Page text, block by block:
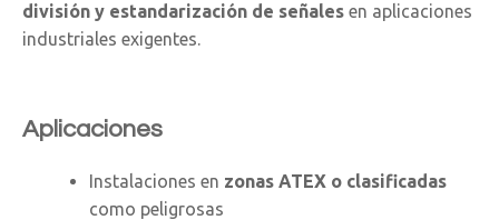
división y estandarización de señales en aplicaciones
industriales exigentes.
Aplicaciones
Instalaciones en zonas ATEX o clasificadas
como peligrosas